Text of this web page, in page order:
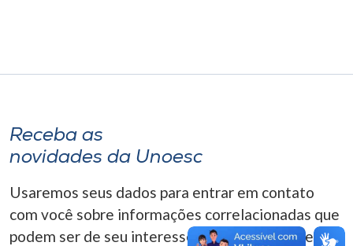
A+
Receba as
novidades da Unoesc
Usaremos seus dados para entrar em contato
com você sobre informações correlacionadas que
podem ser de seu interesse. Você pode cancelar o